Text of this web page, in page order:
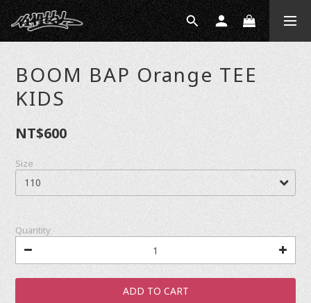
BOOM BAP Orange TEE
KIDS
NT$600
Size
Quantity
ADD TO CART